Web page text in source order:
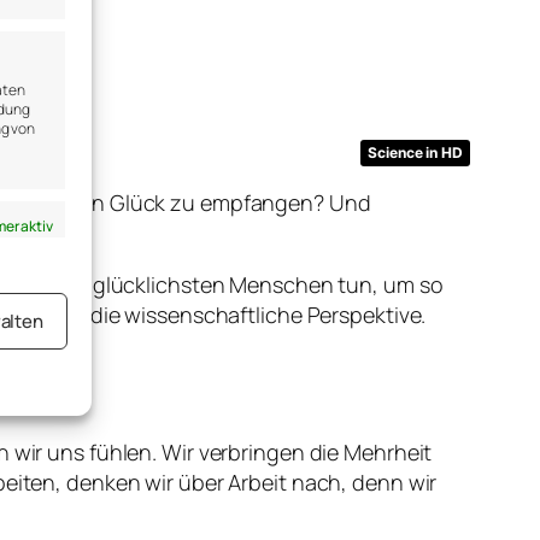
von
aktiv
Science in HD
du dein Glück zu empfangen? Und
was die glücklichsten Menschen tun, um so
die wissenschaftliche Perspektive.
uns fühlen. Wir verbringen die Mehrheit
denken wir über Arbeit nach, denn wir